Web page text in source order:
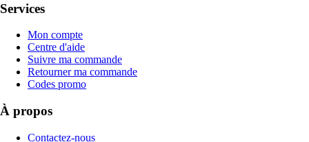
Services
Mon compte
Centre d'aide
Suivre ma commande
Retourner ma commande
Codes promo
À propos
Contactez-nous